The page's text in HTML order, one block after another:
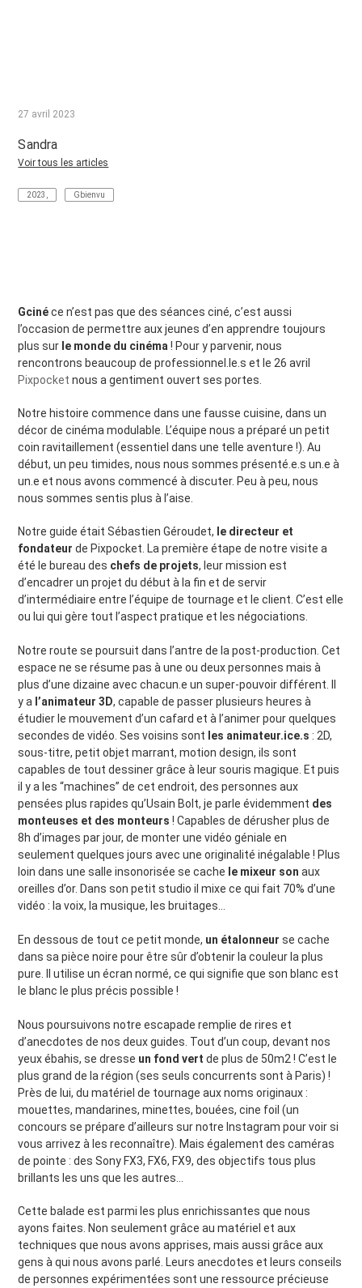
27 avril 2023
Sandra
Voir tous les articles
2023 Gbienvu
Gcinéce n’est pas que des séances ciné, c’est aussi
l’occasion de permettre aux jeunes d’en apprendre toujours
plus sur le monde du cinéma ! Pour y parvenir, nous
rencontrons beaucoup de professionnel.le.s et le 26 avril
Pixpocket nous a gentiment ouvert ses portes.
Notre histoire commence dans une fausse cuisine, dans un
décor de cinéma modulable. L’équipe nous a préparé un petit
coin ravitaillement (essentiel dans une telle aventure !). Au
début, un peu timides, nous nous sommes présenté.e.s un.e à
un.e et nous avons commencé à discuter. Peu à peu, nous
nous sommes sentis plus à l’aise.
Notre guide était Sébastien Géroudet, le directeur et
fondateur de Pixpocket. La première étape de notre visite a
été le bureau des chefs de projets, leur mission est
d’encadrer un projet du début à la fin et de servir
d’intermédiaire entre l’équipe de tournage et le client. C’est elle
ou lui qui gère tout l’aspect pratique et les négociations.
Notre route se poursuit dans l’antre de la post-production. Cet
espace ne se résume pas à une ou deux personnes mais à
plus d’une dizaine avec chacun.e un super-pouvoir différent. Il
y a l’animateur 3D, capable de passer plusieurs heures à
étudier le mouvement d’un cafard et à l’animer pour quelques
secondes de vidéo. Ses voisins sont les animateur.ice.s : 2D,
sous-titre, petit objet marrant, motion design, ils sont
capables de tout dessiner grâce à leur souris magique. Et puis
il y a les “machines” de cet endroit, des personnes aux
pensées plus rapides qu’Usain Bolt, je parle évidemment des
monteuses et des monteurs ! Capables de dérusher plus de
8h d’images par jour, de monter une vidéo géniale en
seulement quelques jours avec une originalité inégalable ! Plus
loin dans une salle insonorisée se cache le mixeur son aux
oreilles d’or. Dans son petit studio il mixe ce qui fait 70% d’une
vidéo : la voix, la musique, les bruitages…
En dessous de tout ce petit monde, un étalonneur se cache
dans sa pièce noire pour être sûr d’obtenir la couleur la plus
pure. Il utilise un écran normé, ce qui signifie que son blanc est
le blanc le plus précis possible !
Nous poursuivons notre escapade remplie de rires et
d’anecdotes de nos deux guides. Tout d’un coup, devant nos
yeux ébahis, se dresse un fond vert de plus de 50m2 ! C’est le
plus grand de la région (ses seuls concurrents sont à Paris) !
Près de lui, du matériel de tournage aux noms originaux :
mouettes, mandarines, minettes, bouées, cine foil (un
concours se prépare d’ailleurs sur notre Instagram pour voir si
vous arrivez à les reconnaître). Mais également des caméras
de pointe : des Sony FX3, FX6, FX9, des objectifs tous plus
brillants les uns que les autres…
Cette balade est parmi les plus enrichissantes que nous
ayons faites. Non seulement grâce au matériel et aux
techniques que nous avons apprises, mais aussi grâce aux
gens à qui nous avons parlé. Leurs anecdotes et leurs conseils
de personnes expérimentées sont une ressource précieuse